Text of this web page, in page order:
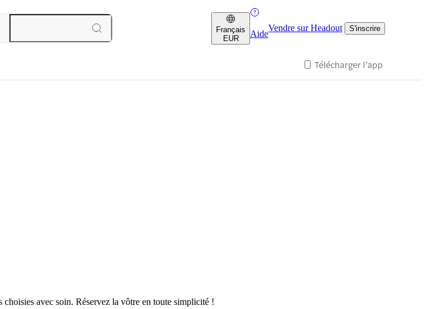
Français
EUR
Aide
Vendre sur Headout S'inscrire
Télécharger l’app
choisies avec soin. Réservez la vôtre en toute simplicité !